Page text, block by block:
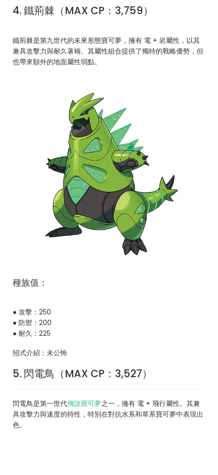
4. 鐵荊棘（MAX CP：3,759）
鐵荊棘是第九世代的未來形態寶可夢，擁有 電 + 岩屬性，以其
兼具攻擊力與耐久著稱。其屬性組合提供了獨特的戰略優勢，但
也帶來額外的地面屬性弱點。
種族值：
● 攻擊：250
● 防禦：200
● 耐久：225
招式介紹：未公怖
5. 閃電鳥（MAX CP：3,527）
閃電鳥是第一世代傳說寶可夢之一，擁有 電 + 飛行屬性。其兼
具攻擊力與速度的特性，特別在對抗水系和草系寶可夢中表現出
色。